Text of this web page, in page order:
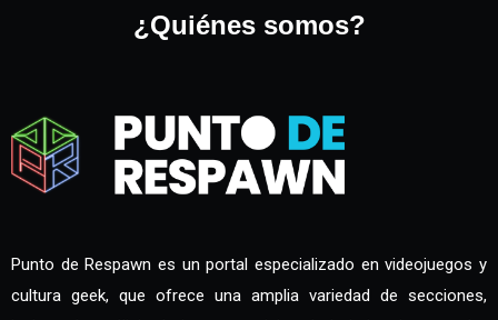
¿Quiénes somos?
Punto de Respawn es un portal especializado en videojuegos y
cultura geek, que ofrece una amplia variedad de secciones,